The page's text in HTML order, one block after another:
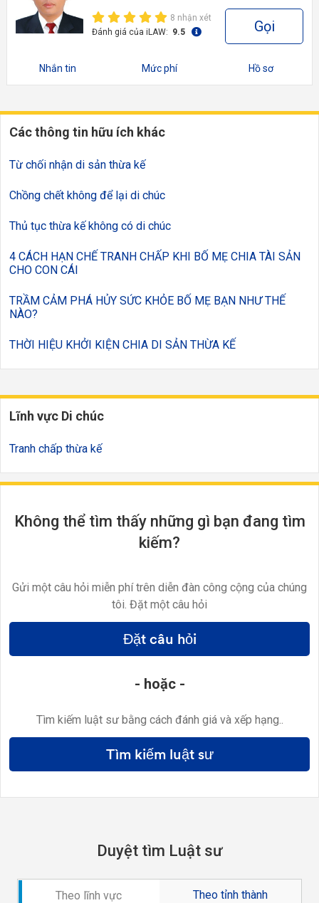
8 nhận xét
Đánh giá của iLAW: 9.5 Gọi
Nhắn tin Mức phí Hồ sơ
Các thông tin hữu ích khác
Từ chối nhận di sản thừa kế
Chồng chết không để lại di chúc
Thủ tục thừa kế không có di chúc
4 CÁCH HẠN CHẾ TRANH CHẤP KHI BỐ MẸ CHIA TÀI SẢN
CHO CON CÁI
TRẦM CẢM PHÁ HỦY SỨC KHỎE BỐ MẸ BẠN NHƯ THẾ
NÀO?
THỜI HIỆU KHỞI KIỆN CHIA DI SẢN THỪA KẾ
Lĩnh vực Di chúc
Tranh chấp thừa kế
Không thể tìm thấy những gì bạn đang tìm
kiếm?
Gửi một câu hỏi miễn phí trên diễn đàn công cộng của chúng
tôi. Đặt một câu hỏi
Đặt câu hỏi
- hoặc -
Tìm kiếm luật sư bằng cách đánh giá và xếp hạng..
Tìm kiếm luật sư
Duyệt tìm Luật sư
Theo lĩnh vực Theo tỉnh thành